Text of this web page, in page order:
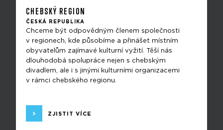
CHEBSKÝ REGION
ČESKÁ REPUBLIKA
Chceme být odpovědným členem společnosti
v regionech, kde působíme a přinášet místním
obyvatelům zajímavé kulturní vyžití. Těší nás
dlouhodobá spolupráce nejen s chebským
divadlem, ale i s jinými kulturními organizacemi
v rámci chebského regionu.
ZJISTIT VÍCE